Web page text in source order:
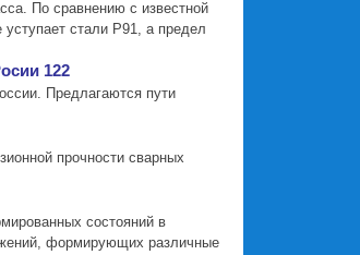
По сравнению с известной
стали Р91, а предел
122
Предлагаются пути
прочности сварных
состояний в
формирующих различные